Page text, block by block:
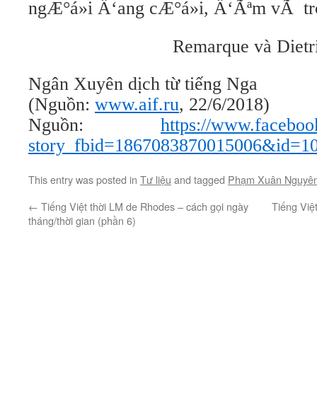
Remarque và
Ngân Xuyên dịch từ tiếng Nga
(Nguồn: www.aif.ru, 22/6/2018)
Nguồn: https://
This entry was posted in Tư liệu and tagged Phạm Xuân
← Tiếng Việt thời LM de Rhodes – cách gọi ngày
tháng/thời gian (phần 6)
Tiếng